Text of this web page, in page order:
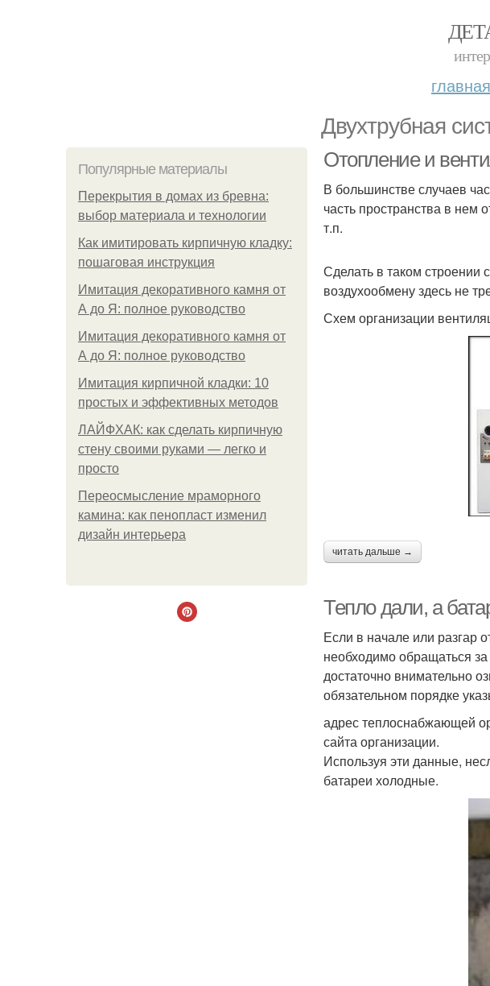
главная
Двухтрубная
Популярные материалы
Перекрытия в домах из бревна:
выбор материала и технологии
Как имитировать кирпичную кладку:
пошаговая инструкция
Имитация декоративного камня от
А до Я: полное руководство
Имитация декоративного камня от
А до Я: полное руководство
Имитация кирпичной кладки: 10
простых и эффективных методов
ЛАЙФХАК: как сделать кирпичную
стену своими руками — легко и
просто
Переосмысление мраморного
камина: как пенопласт изменил
дизайн интерьера
Отопление и
В большинстве случаев
часть пространства в нем
т.п.
Сделать в таком строении
воздухообмену здесь не
Схем организации
читать дальше →
Тепло дали, а
Если в начале или разгар
необходимо обращаться
достаточно внимательно
обязательном порядке
адрес теплоснабжающей
сайта организации.
Используя эти данные,
батареи холодные.